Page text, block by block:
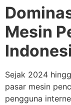
Mesin
Sejak 2024
pasar mesin
pengguna